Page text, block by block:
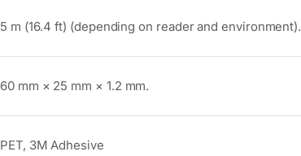
5 m (16.4 ft) (depending on reader and environment).
60 mm × 25 mm × 1.2 mm.
PET, 3M Adhesive